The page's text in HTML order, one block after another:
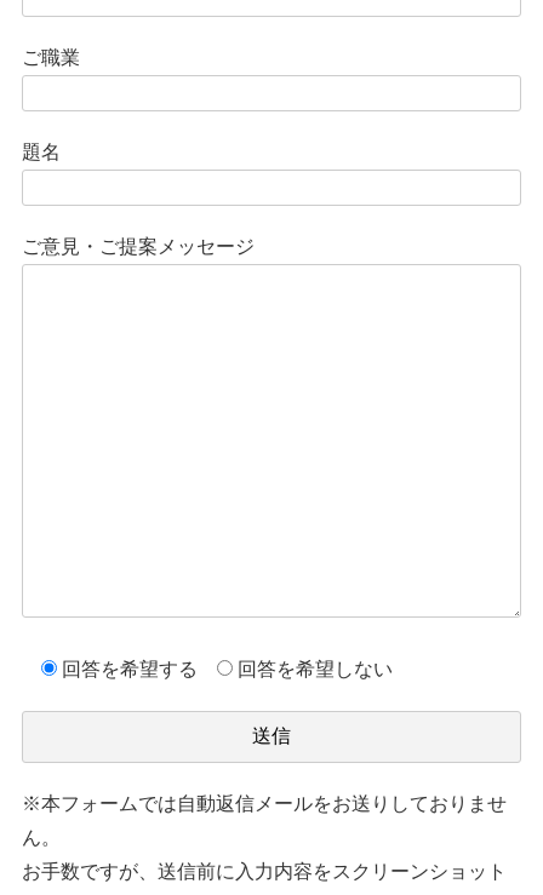
ご職業
題名
ご意見・ご提案メッセージ
回答を希望する 回答を希望しない
※本フォームでは自動返信メールをお送りしておりませ
ん。
お手数ですが、送信前に入力内容をスクリーンショット